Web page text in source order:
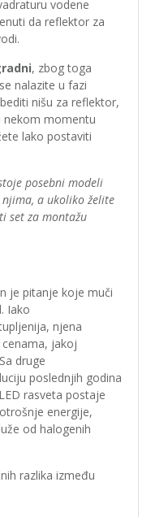
vodene
da reflektor za
, zbog toga
nalazite u fazi
nišu za reflektor,
nekom momentu
lako postaviti
posebni modeli
a ukoliko želite
set za montažu
je pitanje koje muči
Iako
njena
jakoj
druge
poslednjih godina
rasveta postaje
energije,
od halogenih
razlika između